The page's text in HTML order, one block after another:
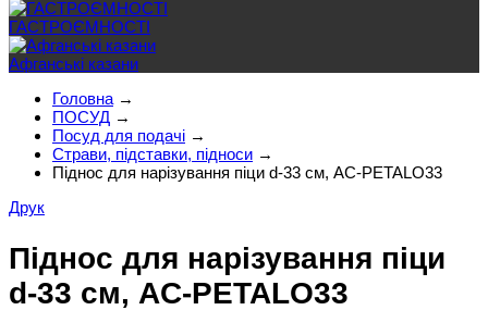
ГАСТРОЄМНОСТІ
Афганські казани
Головна →
ПОСУД →
Посуд для подачі →
Страви, підставки, підноси →
Піднос для нарізування піци d-33 см, AC-PETALO33
Друк
Піднос для нарізування піци
d-33 см, AC-PETALO33